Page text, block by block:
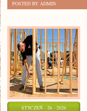
POSTED BY ADMIN
STYCZEŃ - 26 - 2026